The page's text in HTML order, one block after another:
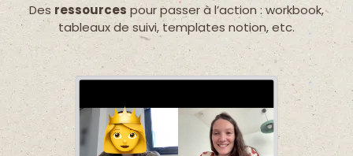
Des ressources pour passer à l’action : workbook,
tableaux de suivi, templates notion, etc.